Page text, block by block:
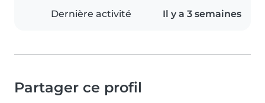
Dernière activité Il y a 3 semaines
Partager ce profil